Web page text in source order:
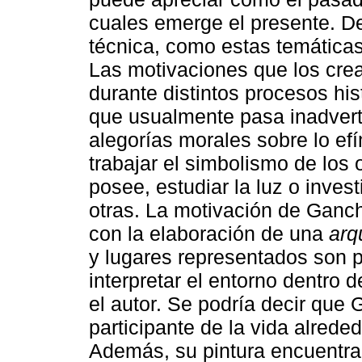
cuales emerge el presente.
técnica, como estas
Las motivaciones que los
durante distintos procesos
que usualmente pasa
alegorías morales sobre lo
trabajar el simbolismo de los
posee, estudiar la luz o
otras. La motivación de
con la elaboración de una
y lugares representados son
interpretar el entorno dentro
el autor. Se podría decir que
participante de la vida
Además, su pintura